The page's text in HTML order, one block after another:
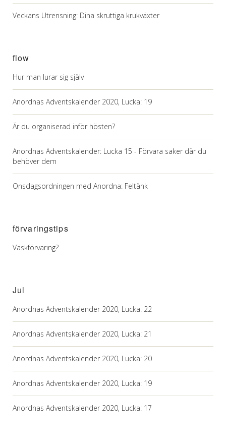
Veckans Utrensning: Dina skruttiga krukväxter
flow
Hur man lurar sig själv
Anordnas Adventskalender 2020, Lucka: 19
Är du organiserad inför hösten?
Anordnas Adventskalender: Lucka 15 - Förvara saker där du
behöver dem
Onsdagsordningen med Anordna: Feltänk
förvaringstips
Väskförvaring?
Jul
Anordnas Adventskalender 2020, Lucka: 22
Anordnas Adventskalender 2020, Lucka: 21
Anordnas Adventskalender 2020, Lucka: 20
Anordnas Adventskalender 2020, Lucka: 19
Anordnas Adventskalender 2020, Lucka: 17